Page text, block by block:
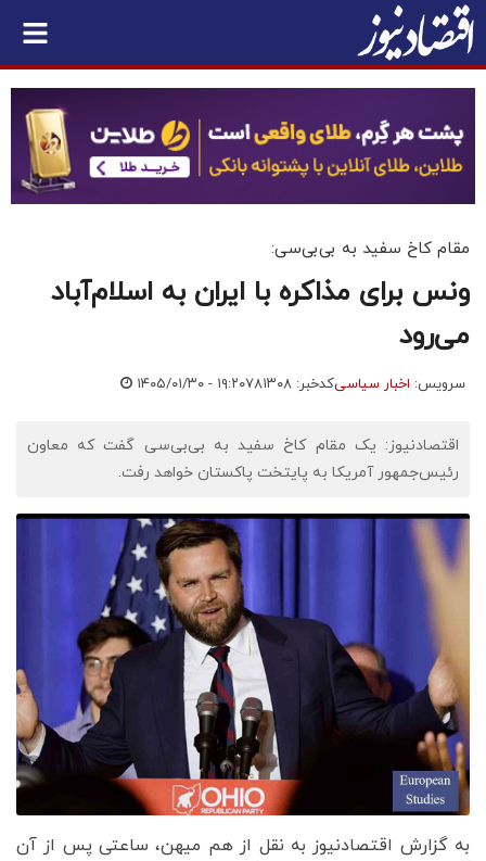
مقام کاخ سفید به بی‌بی‌سی:
ونس برای مذاکره با ایران به اسلام‌آباد
می‌رود
سرویس: اخبار سیاسیکدخبر: ۷۸۱۳۰۸ ۱۴۰۵/۰۱/۳۰ - ۱۹:۲۰
اقتصادنیوز: یک مقام کاخ سفید به بی‌بی‌سی گفت که معاون
رئیس‌جمهور آمریکا به پایتخت پاکستان خواهد رفت.
به گزارش اقتصادنیوز به نقل از هم میهن، ساعتی پس از آن